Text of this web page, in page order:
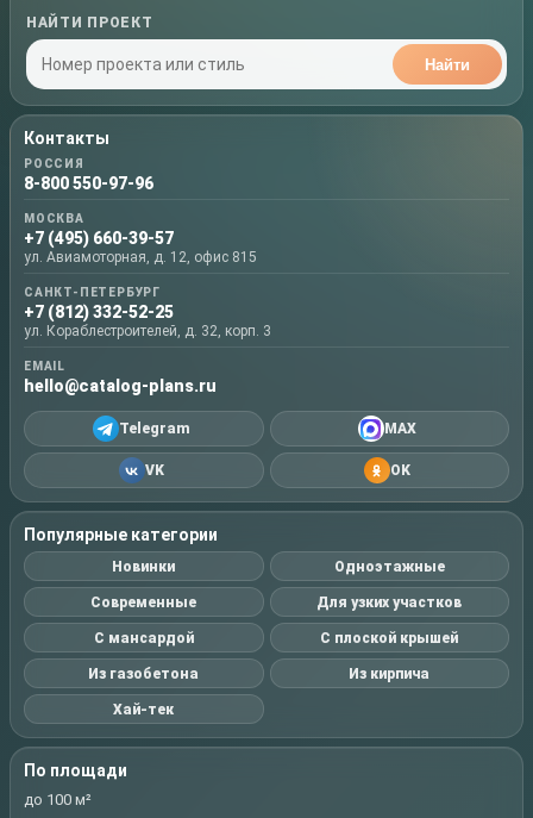
НАЙТИ ПРОЕКТ
Найти
Контакты
РОССИЯ
8-800 550-97-96
МОСКВА
+7 (495) 660-39-57
ул. Авиамоторная, д. 12, офис 815
САНКТ-ПЕТЕРБУРГ
+7 (812) 332-52-25
ул. Кораблестроителей, д. 32, корп. 3
EMAIL
hello@catalog-plans.ru
Telegram MAX
VK OK
Популярные категории
Новинки Одноэтажные
Современные Для узких участков
С мансардой С плоской крышей
Из газобетона Из кирпича
Хай-тек
По площади
до 100 м²